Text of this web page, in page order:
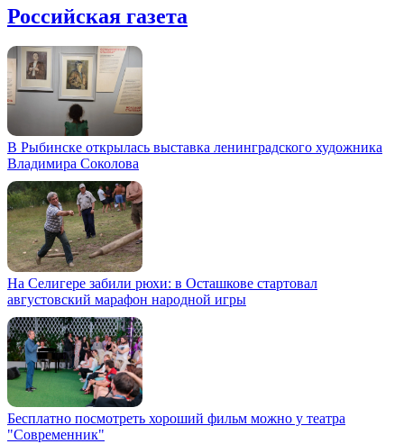
Российская газета
В Рыбинске открылась выставка ленинградского художника
Владимира Соколова
На Селигере забили рюхи: в Осташкове стартовал
августовский марафон народной игры
Бесплатно посмотреть хороший фильм можно у театра
"Современник"